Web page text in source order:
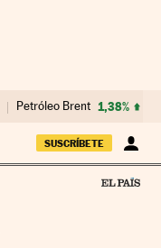
Petróleo Brent 1,38%
SUSCRÍBETE